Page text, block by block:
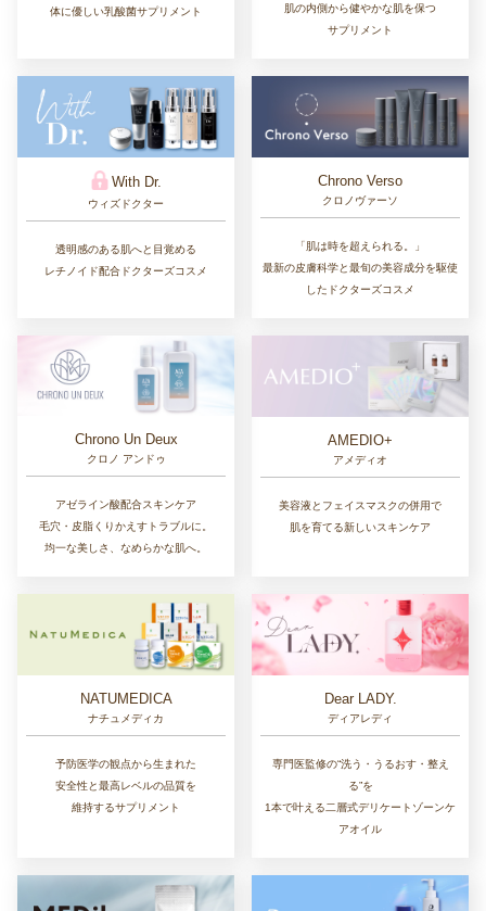
体に優しい乳酸菌サプリメント
肌の内側から健やかな肌を保つ
サプリメント
With Dr.
ウィズドクター
透明感のある肌へと目覚める
レチノイド配合ドクターズコスメ
Chrono Verso
クロノヴァーソ
「肌は時を超えられる。」
最新の皮膚科学と最旬の美容成分を駆使
したドクターズコスメ
Chrono Un Deux
クロノ アンドゥ
アゼライン酸配合スキンケア
毛穴・皮脂くりかえすトラブルに。
均一な美しさ、なめらかな肌へ。
AMEDIO+
アメディオ
美容液とフェイスマスクの併用で
肌を育てる新しいスキンケア
NATUMEDICA
ナチュメディカ
予防医学の観点から生まれた
安全性と最高レベルの品質を
維持するサプリメント
Dear LADY.
ディアレディ
専門医監修の“洗う・うるおす・整え
る”を
1本で叶える二層式デリケートゾーンケ
アオイル